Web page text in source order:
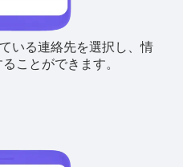
いる連絡先を選択し、情
ことができます。